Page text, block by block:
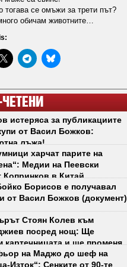
тогава се омъжи за трети път?
обичам животните…
истеряса за публикациите
от Васил Божков:
лъжа!
харчат парите на
Медии на Пеевски
Копринков в Китай
Борисов е получавал
от Васил Божков (документ)
Стоян Колев към
посред нощ: Ще
картечницата и ще променя
рязко!на Маджо до шеф на
Изток“: Сенките от 90-те